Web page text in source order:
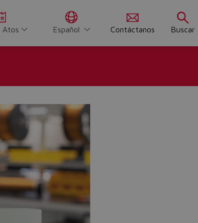
Atos Español Contáctanos Buscar